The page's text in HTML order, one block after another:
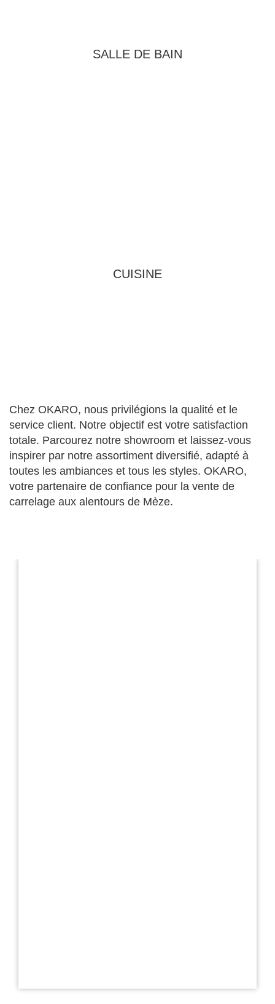
SALLE DE BAIN
CUISINE
Chez OKARO, nous privilégions la qualité et le
service client. Notre objectif est votre satisfaction
totale. Parcourez notre showroom et laissez-vous
inspirer par notre assortiment diversifié, adapté à
toutes les ambiances et tous les styles. OKARO,
votre partenaire de confiance pour la vente de
carrelage aux alentours de Mèze.